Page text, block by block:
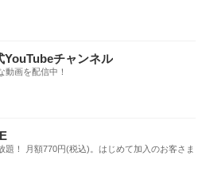
YouTubeチャンネル
動画を配信中！
題！ 月額770円(税込)。はじめて加入のお客さま